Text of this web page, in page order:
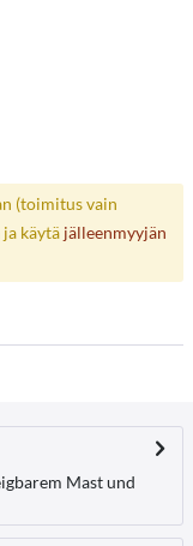
(toimitus vain
ja käytä jälleenmyyjän
Mast und